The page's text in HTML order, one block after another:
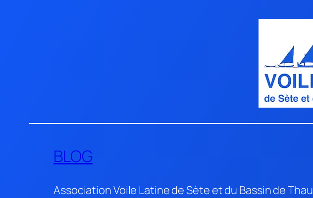
BLOG
Association Voile Latine de Sète et du Bassin de Thau